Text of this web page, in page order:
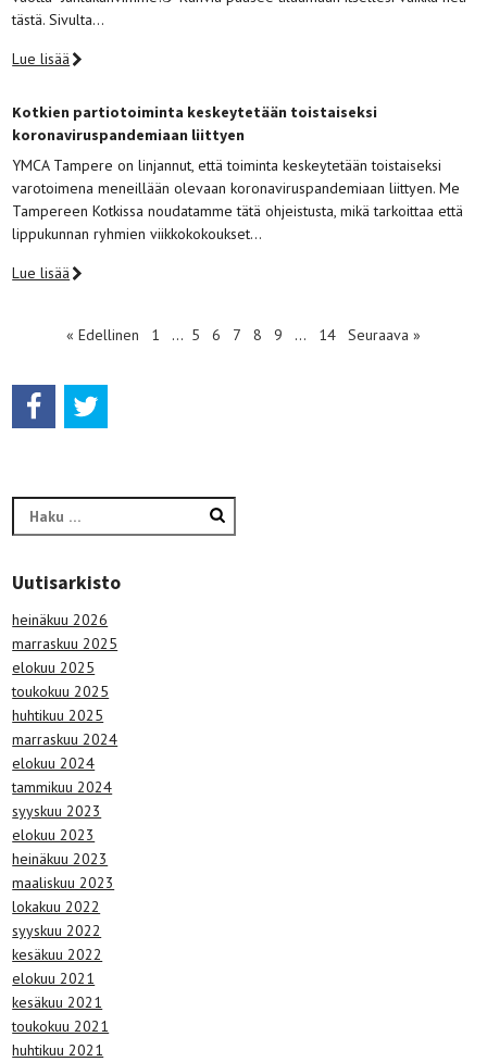
tästä. Sivulta…
Lue lisää
Kotkien partiotoiminta keskeytetään toistaiseksi
koronaviruspandemiaan liittyen
YMCA Tampere on linjannut, että toiminta keskeytetään toistaiseksi
varotoimena meneillään olevaan koronaviruspandemiaan liittyen. Me
Tampereen Kotkissa noudatamme tätä ohjeistusta, mikä tarkoittaa että
lippukunnan ryhmien viikkokokoukset…
Lue lisää
« Edellinen 1 … 5 6 7 8 9 … 14 Seuraava »
Haku:
Uutisarkisto
heinäkuu 2026
marraskuu 2025
elokuu 2025
toukokuu 2025
huhtikuu 2025
marraskuu 2024
elokuu 2024
tammikuu 2024
syyskuu 2023
elokuu 2023
heinäkuu 2023
maaliskuu 2023
lokakuu 2022
syyskuu 2022
kesäkuu 2022
elokuu 2021
kesäkuu 2021
toukokuu 2021
huhtikuu 2021